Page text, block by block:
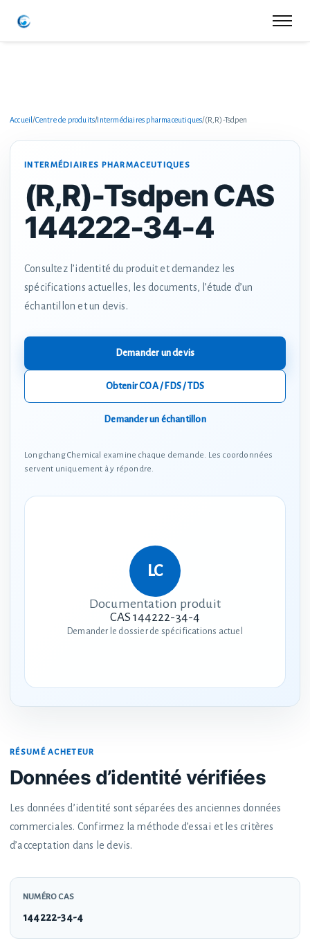
Accueil/Centre de produits/Intermédiaires pharmaceutiques/(R,R)-Tsdpen
INTERMÉDIAIRES PHARMACEUTIQUES
(R,R)-Tsdpen CAS
144222-34-4
Consultez l’identité du produit et demandez les
spécifications actuelles, les documents, l’étude d’un
échantillon et un devis.
Demander un devis
Obtenir COA / FDS / TDS
Demander un échantillon
Longchang Chemical examine chaque demande. Les coordonnées
servent uniquement à y répondre.
Documentation produit
CAS 144222-34-4
Demander le dossier de spécifications actuel
RÉSUMÉ ACHETEUR
Données d’identité vérifiées
Les données d’identité sont séparées des anciennes données
commerciales. Confirmez la méthode d’essai et les critères
d’acceptation dans le devis.
NUMÉRO CAS
144222-34-4